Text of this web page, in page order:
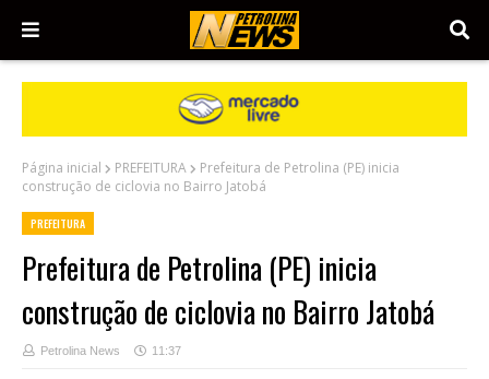
Página inicial PREFEITURA
Prefeitura de Petrolina (PE) inicia
construção de ciclovia no Bairro Jatobá
PREFEITURA
Prefeitura de Petrolina (PE) inicia
construção de ciclovia no Bairro Jatobá
Petrolina News 11:37